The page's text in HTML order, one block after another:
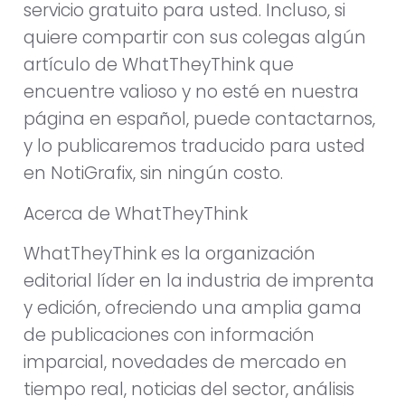
servicio gratuito para usted. Incluso, si
quiere compartir con sus colegas algún
artículo de WhatTheyThink que
encuentre valioso y no esté en nuestra
página en español, puede contactarnos,
y lo publicaremos traducido para usted
en NotiGrafix, sin ningún costo.
Acerca de WhatTheyThink
WhatTheyThink es la organización
editorial líder en la industria de imprenta
y edición, ofreciendo una amplia gama
de publicaciones con información
imparcial, novedades de mercado en
tiempo real, noticias del sector, análisis